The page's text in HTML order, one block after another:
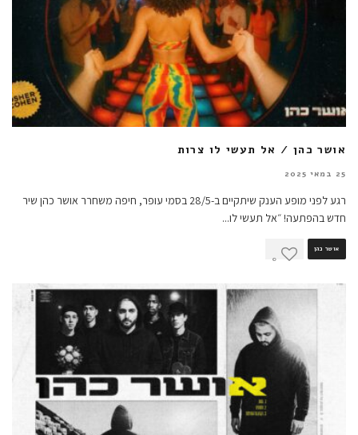
אושר כהן / אל תעשי לו צרות
25 במאי 2025
רגע לפני מופע הענק שיתקיים ב-28/5 בסמי עופר, חיפה משחרר אושר כהן שיר
חדש בהפתעה! ״אל תעשי לו...
אושר כהן
0